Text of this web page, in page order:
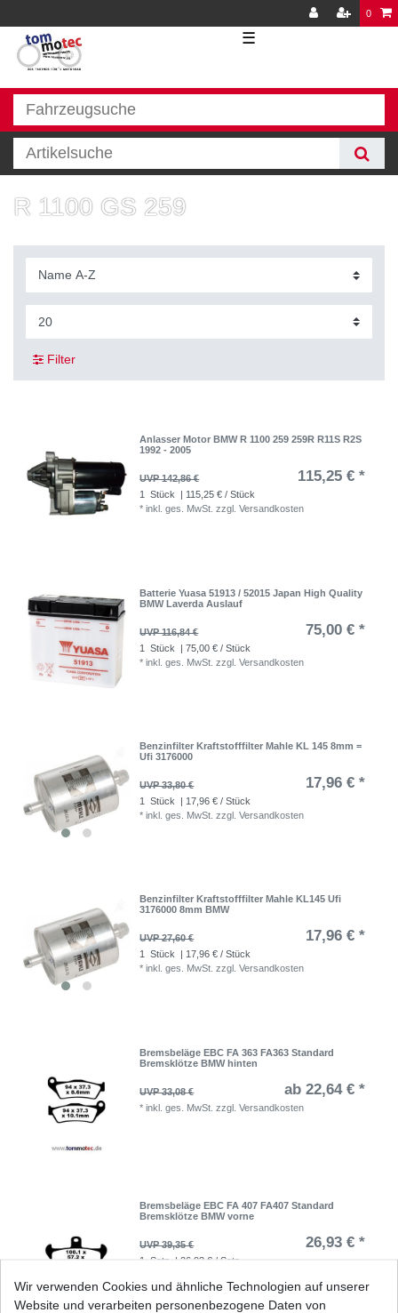
0
☰
R 1100 GS 259
Filter
Anlasser Motor BMW R 1100 259 259R R11S R2S
1992 - 2005
UVP 142,86 € 115,25 € *
1 Stück
| 115,25 € / Stück
*inkl. ges. MwSt. zzgl.Versandkosten
Batterie Yuasa 51913 / 52015 Japan High Quality
BMW Laverda Auslauf
UVP 116,84 € 75,00 € *
1 Stück
| 75,00 € / Stück
*inkl. ges. MwSt. zzgl.Versandkosten
Benzinfilter Kraftstofffilter Mahle KL 145 8mm =
Ufi 3176000
UVP 33,80 € 17,96 € *
1 Stück
| 17,96 € / Stück
*inkl. ges. MwSt. zzgl.Versandkosten
Benzinfilter Kraftstofffilter Mahle KL145 Ufi
3176000 8mm BMW
UVP 27,60 € 17,96 € *
1 Stück
| 17,96 € / Stück
*inkl. ges. MwSt. zzgl.Versandkosten
Bremsbeläge EBC FA 363 FA363 Standard
Bremsklötze BMW hinten
UVP 33,08 € ab 22,64 € *
*inkl. ges. MwSt. zzgl.Versandkosten
Bremsbeläge EBC FA 407 FA407 Standard
Bremsklötze BMW vorne
UVP 39,35 € 26,93 € *
1 Satz
| 26,93 € / Satz
Wir verwenden Cookies und ähnliche Technologien auf unserer
Website und verarbeiten personenbezogene Daten von